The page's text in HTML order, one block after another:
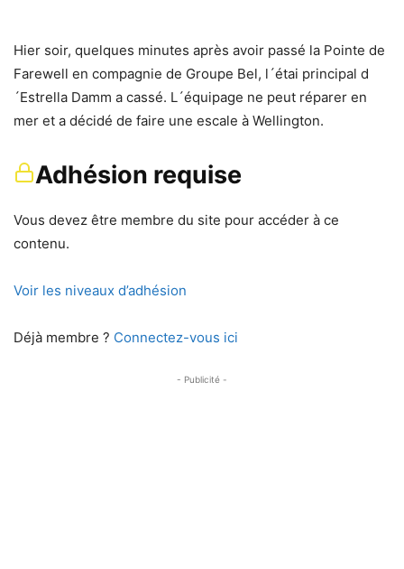
Hier soir, quelques minutes après avoir passé la Pointe de
Farewell en compagnie de Groupe Bel, l´étai principal d
´Estrella Damm a cassé. L´équipage ne peut réparer en
mer et a décidé de faire une escale à Wellington.
Adhésion requise
Vous devez être membre du site pour accéder à ce
contenu.
Voir les niveaux d’adhésion
Déjà membre ? Connectez-vous ici
- Publicité -